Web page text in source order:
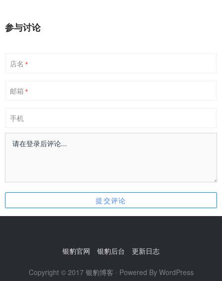
参与讨论
店名 *
邮箱 *
手机
银豹官网 银豹后台 更新日志
Copyright © 2017 银豹博客 · Powered By WordPress